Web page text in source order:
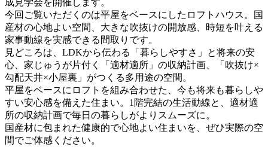
成見学会を開催します。
今回ご覧いただくのは平屋をベースにしたロフトハウス。国
産材の心地よい空間、大きな吹抜けの開放感、時短を叶える
家事動線を実感できる間取りです。
見どころは、LDKから伝わる「暮らしやすさ」と将来の安
心、家じゅうが片付く「適材適所」の収納計画、「吹抜け×
勾配天井×小屋裏」がつくる多用途の空間。
平屋をベースにロフトを組み合わせた、今も将来も暮らしや
すい安心感を備えた住まい。1階完結の生活動線と、適材適
所の収納計画で毎日の暮らしがよりスムーズに。
国産材に包まれた健康的で心地よい住まいを、ぜひ実際の空
間でご体感ください。